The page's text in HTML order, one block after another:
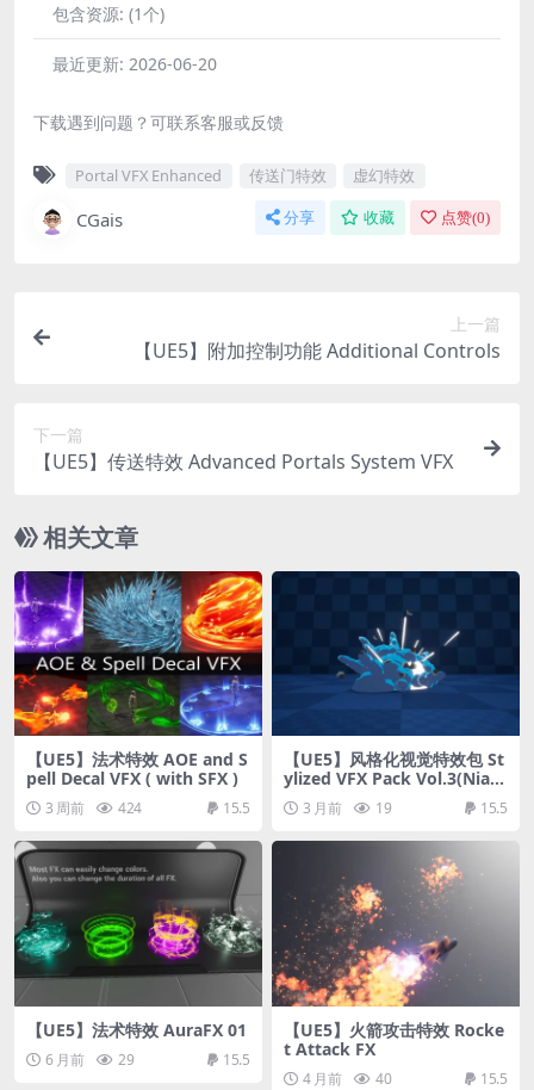
包含资源: (1个)
最近更新: 2026-06-20
下载遇到问题？可联系客服或反馈
Portal VFX Enhanced 传送门特效 虚幻特效
CGais 分享 收藏 点赞(0)
上一篇
【UE5】附加控制功能 Additional Controls
下一篇
【UE5】传送特效 Advanced Portals System VFX
相关文章
【UE5】法术特效 AOE and S
pell Decal VFX ( with SFX )
3 周前 424 15.5
【UE5】风格化视觉特效包 St
ylized VFX Pack Vol.3(Niag
ara)3 月前 19 15.5
【UE5】法术特效 AuraFX 01
6 月前 29 15.5
【UE5】火箭攻击特效 Rocke
t Attack FX
4 月前 40 15.5